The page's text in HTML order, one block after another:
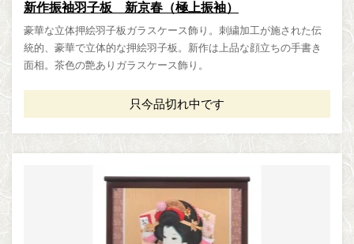
新作振袖羽子板 新京春（極上振袖）
豪華な立体押絵羽子板ガラスケース飾り。刺繍加工が施された伝
統的、豪華で立体的な押絵羽子板。新作は上品な顔立ちの手書き
面相。茶色の艶ありガラスケース飾り。
只今品切れ中です